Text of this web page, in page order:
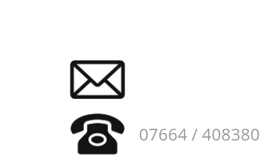
07664 / 408380